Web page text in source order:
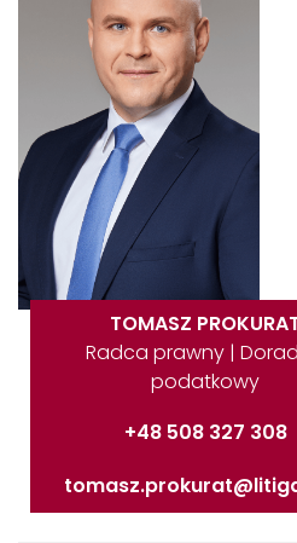
TOMASZ
Radca prawny |
podatkowy
+48 508 327 308